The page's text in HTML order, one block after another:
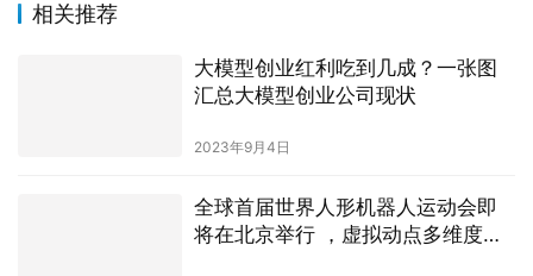
相关推荐
大模型创业红利吃到几成？一张图
汇总大模型创业公司现状
2023年9月4日
全球首届世界人形机器人运动会即
将在北京举行 ，虚拟动点多维度支